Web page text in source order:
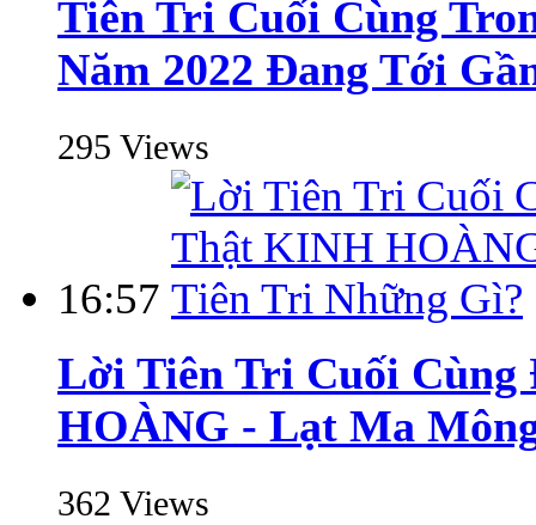
Tiên Tri Cuối Cùng
Năm 2022 Đang Tới
295 Views
16:57
Lời Tiên Tri Cuối
HOÀNG - Lạt Ma
362 Views